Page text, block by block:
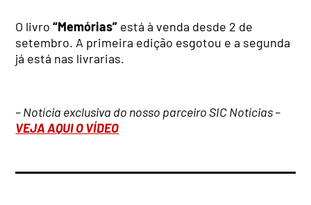
O livro“Memórias” está à venda desde 2 de
setembro. A primeira edição esgotou e a segunda
já está nas livrarias.
– Notícia exclusiva do nosso parceiro SIC Notícias –
VEJA AQUI O VÍDEO